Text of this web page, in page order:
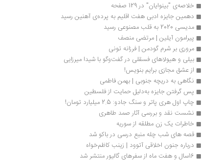
خلاصه‌ی "بینوایان" در 129 صفحه
دهمین جایزه ادبی هفت اقلیم به پرده‌ی آهنین رسید
مدیسی 2020 به قلب مصنوعی رسید
پیرامون آیلین | مرتضی منصف
مروری بر شرم گودمن | فرزانه تونی
بیلی و هیولاهای فسقلی در گفت‌وگو با شیدا میرزایی
از عشق مجازی برایم بنویس!
نگاهی به دریچه جنوبی | بهمن فاطمی
پس گرفتن جایزه به‌دلیل حمایت از فلسطین
چاپ اول هری پاتر و سنگ جادو: 2.5 میلیارد تومان!
نشست نقد و بررسی آثار صمد طاهری
خاطرات یک زن مطلقه از سوریه
قصه های شب چله منبع درسی در باکو شد
درباره جنون اخلاقی آتوود | زینب کاظم‌خواه